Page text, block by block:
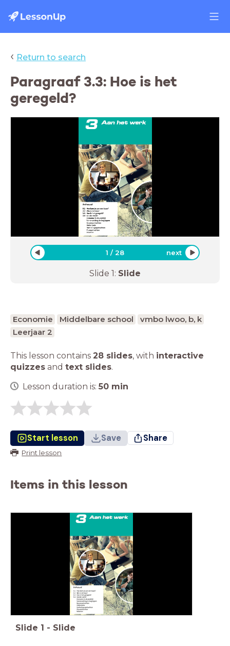
‹ Return to search
Paragraaf 3.3: Hoe is het
geregeld?
1 /28 next
Slide 1: Slide
Economie Middelbare school
vmbo lwoo, b, k
Leerjaar 2
This lesson contains 28 slides, with interactive
quizzes and text slides.
Lesson duration is: 50 min
Start lesson Save Share
Print lesson
Items in this lesson
Slide 1 - Slide